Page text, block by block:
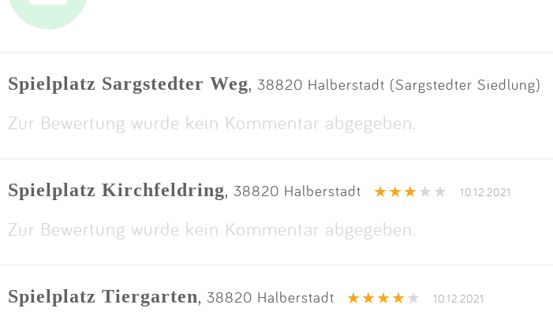
Spielplatz Sargstedter Weg, 38820 Halberstadt (Sargstedter Siedlung)
Zur Bewertung wurde kein Kommentar abgegeben.
Spielplatz Kirchfeldring, 38820 Halberstadt 10.12.2021
Zur Bewertung wurde kein Kommentar abgegeben.
Spielplatz Tiergarten, 38820 Halberstadt 10.12.2021